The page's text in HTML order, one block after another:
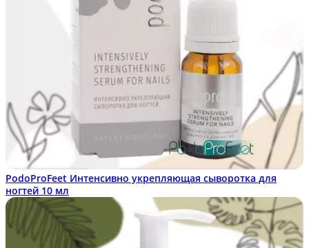
PodoProFeet Интенсивно укрепляющая сыворотка для
ногтей 10 мл